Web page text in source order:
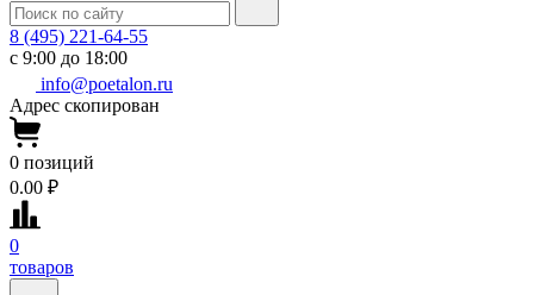
8 (495) 221-64-55
с 9:00 до 18:00
info@poetalon.ru
Адрес скопирован
0 позиций
0.00 ₽
0
товаров